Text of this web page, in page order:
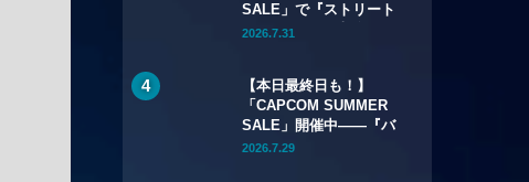
SALE」で『ストリート
ファイター6』本編が
初セール
2026.7.31
【本日最終日も！】
「CAPCOM SUMMER
SALE」開催中——『バ
イオハザード リメイク
2026.7.29